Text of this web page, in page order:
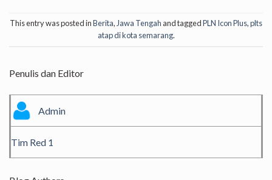
This entry was posted inBerita,Jawa Tengah and taggedPLN Icon Plus,plts
atap di kota semarang.
Penulis dan Editor
Admin
Tim Red 1